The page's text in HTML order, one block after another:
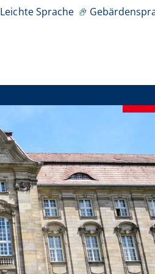
Leichte Sprache